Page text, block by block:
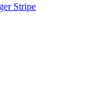
Stripe